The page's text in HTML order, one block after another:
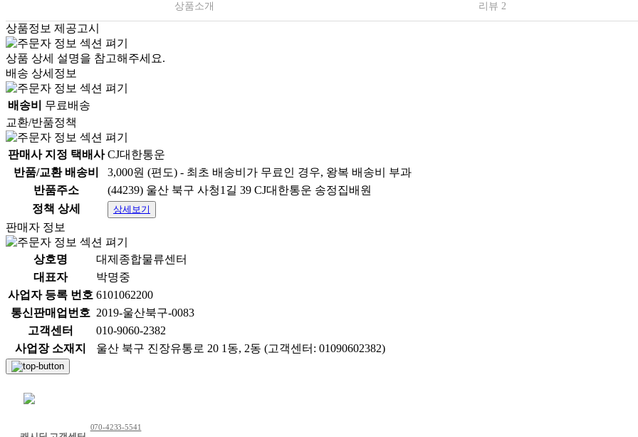
상품소개 리뷰 2
.
상품정보 제공고시
상품 상세 설명을 참고해주세요.
배송 상세정보
배송비
무료배송
교환/반품정책
판매사 지정 택배사 CJ대한통운
반품/교환 배송비
3,000원 (편도) - 최초 배송비가 무료인 경우, 왕복 배송비 부과
반품주소
(44239) 울산 북구 사청1길 39 CJ대한통운 송정집배원
정책 상세
상세보기
판매자 정보
상호명
대제종합물류센터
대표자
박명중
사업자 등록 번호 6101062200
통신판매업번호 2019-울산북구-0083
고객센터
010-9060-2382
사업장 소재지
울산 북구 진장유통로 20 1동, 2동 (고객센터: 01090602382)
070-4233-5541